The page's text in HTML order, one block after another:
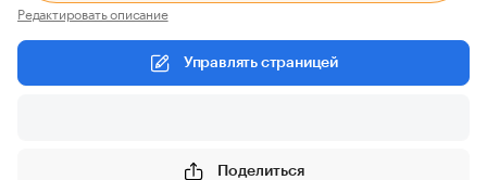
Редактировать описание
Управлять страницей
Поделиться